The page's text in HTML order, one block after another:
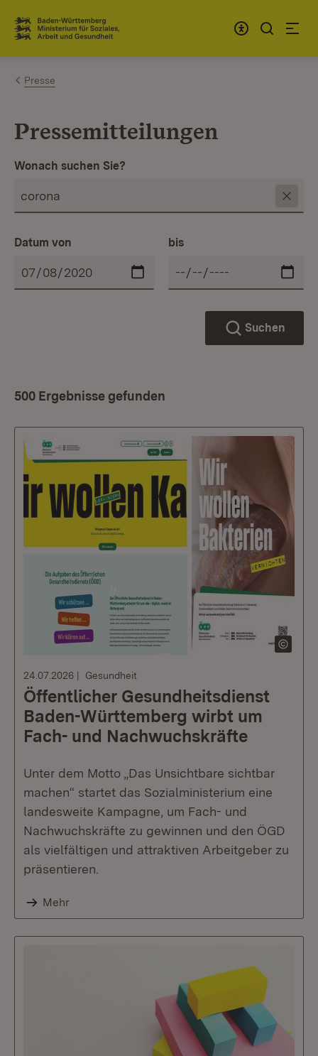
Zum Inhalt springen
Link zur Startseite
Presse
Pressemitteilungen
Wonach suchen Sie?
Datum von bis
Suchen
500 Ergebnisse gefunden
24.07.2026 Gesundheit
Öffentlicher Gesundheitsdienst
Baden-Württemberg wirbt um
Fach- und Nachwuchskräfte
Unter dem Motto „Das Unsichtbare sichtbar
machen“ startet das Sozialministerium eine
landesweite Kampagne, um Fach- und
Nachwuchskräfte zu gewinnen und den ÖGD
als vielfältigen und attraktiven Arbeitgeber zu
präsentieren.
Mehr